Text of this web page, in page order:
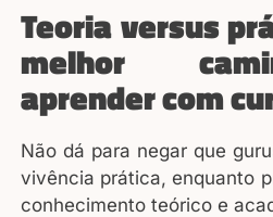
Teoria versus
melhor
aprender com
Não dá para negar que
vivência prática, enquanto
conhecimento teórico e